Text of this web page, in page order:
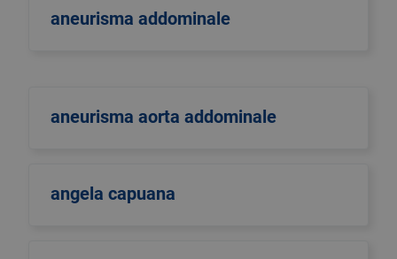
aneurisma addominale
aneurisma aorta addominale
angela capuana